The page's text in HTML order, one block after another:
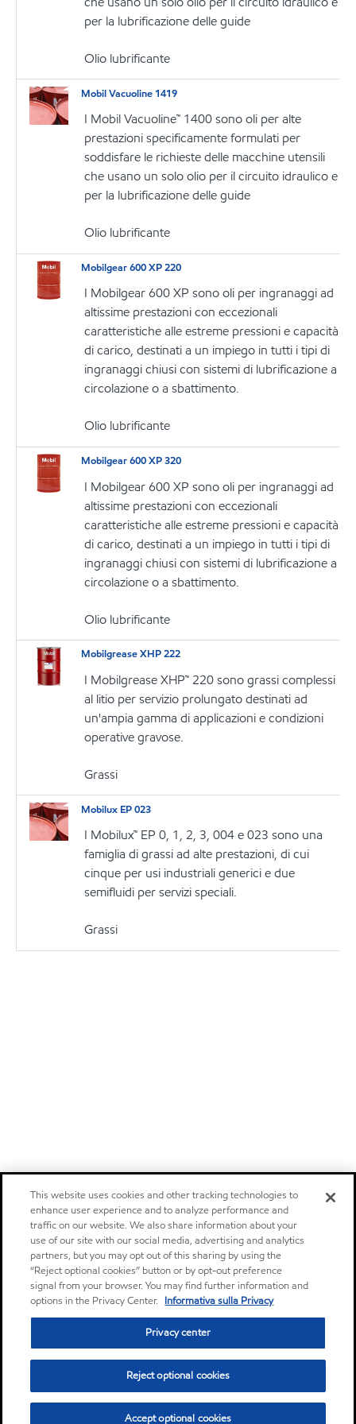
per la lubrificazione delle guide
Olio lubrificante
Mobil Vacuoline 1419
I Mobil Vacuoline™ 1400 sono oli per alte
prestazioni specificamente formulati per
soddisfare le richieste delle macchine utensili
che usano un solo olio per il circuito idraulico e
per la lubrificazione delle guide
Olio lubrificante
Mobilgear 600 XP 220
I Mobilgear 600 XP sono oli per ingranaggi ad
altissime prestazioni con eccezionali
caratteristiche alle estreme pressioni e capacità
di carico, destinati a un impiego in tutti i tipi di
ingranaggi chiusi con sistemi di lubrificazione a
circolazione o a sbattimento.
Olio lubrificante
Mobilgear 600 XP 320
I Mobilgear 600 XP sono oli per ingranaggi ad
altissime prestazioni con eccezionali
caratteristiche alle estreme pressioni e capacità
di carico, destinati a un impiego in tutti i tipi di
ingranaggi chiusi con sistemi di lubrificazione a
circolazione o a sbattimento.
Olio lubrificante
Mobilgrease XHP 222
I Mobilgrease XHP™ 220 sono grassi complessi
al litio per servizio prolungato destinati ad
un'ampia gamma di applicazioni e condizioni
operative gravose.
Grassi
Mobilux EP 023
I Mobilux™ EP 0, 1, 2, 3, 004 e 023 sono una
famiglia di grassi ad alte prestazioni, di cui
cinque per usi industriali generici e due
semifluidi per servizi speciali.
Grassi
This website uses cookies and other tracking technologies to
enhance user experience and to analyze performance and
traffic on our website. We also share information about your
use of our site with our social media, advertising and analytics
partners, but you may opt out of this sharing by using the
“Reject optional cookies” button or by opt-out preference
signal from your browser. You may find further information and
options in the Privacy Center. Informativa sulla Privacy
Privacy center
Reject optional cookies
Accept optional cookies